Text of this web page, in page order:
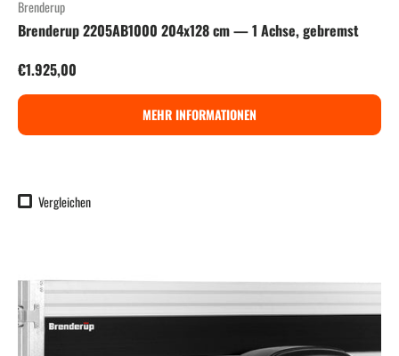
Brenderup
Brenderup 2205AB1000 204x128 cm — 1 Achse, gebremst
Normaler Preis
€1.925,00
MEHR INFORMATIONEN
Vergleichen